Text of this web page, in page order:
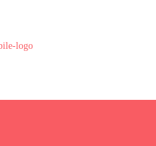
Offres d’emploi